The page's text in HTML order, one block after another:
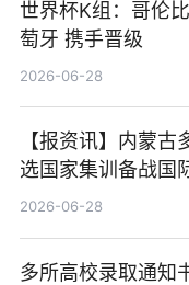
世界杯K组：哥伦
萄牙 携手晋级
2026-06-28
【报资讯】内蒙古
选国家集训备战国
2026-06-28
多所高校录取通知